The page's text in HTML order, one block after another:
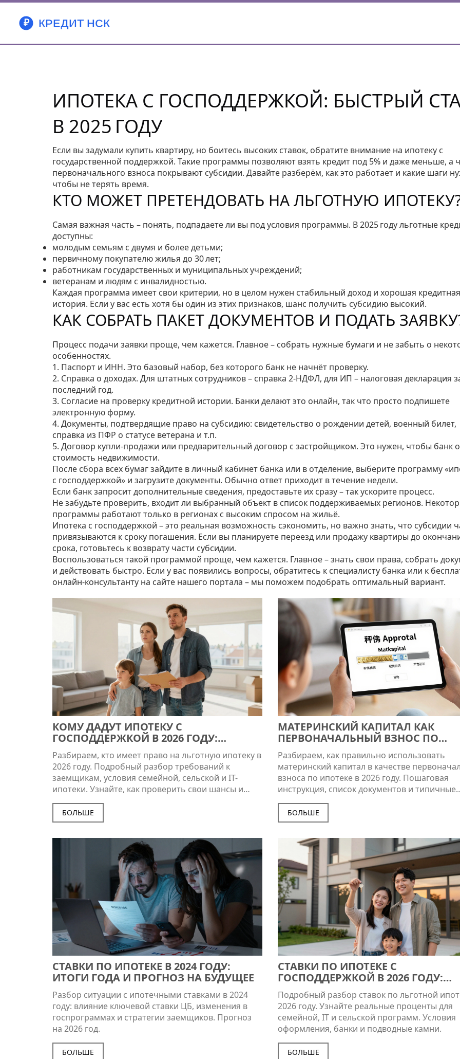
ИПОТЕКА С ГОСПОДДЕРЖКОЙ: БЫСТРЫЙ
В 2025 ГОДУ
Если вы задумали купить квартиру, но боитесь высоких ставок, обратите внимание на ипотеку с
государственной поддержкой. Такие программы позволяют взять кредит под 5% и даже меньше, а
первоначального взноса покрывают субсидии. Давайте разберём, как это работает и какие шаги
чтобы не терять время.
КТО МОЖЕТ ПРЕТЕНДОВАТЬ НА ЛЬГОТНУЮ
Самая важная часть – понять, подпадаете ли вы под условия программы. В 2025 году льготные
доступны:
молодым семьям с двумя и более детьми;
первичному покупателю жилья до 30 лет;
работникам государственных и муниципальных учреждений;
ветеранам и людям с инвалидностью.
Каждая программа имеет свои критерии, но в целом нужен стабильный доход и хорошая кредитная
история. Если у вас есть хотя бы один из этих признаков, шанс получить субсидию высокий.
КАК СОБРАТЬ ПАКЕТ ДОКУМЕНТОВ И ПОДАТЬ
Процесс подачи заявки проще, чем кажется. Главное – собрать нужные бумаги и не забыть о
особенностях.
1. Паспорт и ИНН. Это базовый набор, без которого банк не начнёт проверку.
2. Справка о доходах. Для штатных сотрудников – справка 2‑НДФЛ, для ИП – налоговая декларация
последний год.
3. Согласие на проверку кредитной истории. Банки делают это онлайн, так что просто подпишете
электронную форму.
4. Документы, подтвердящие право на субсидию: свидетельство о рождении детей, военный билет,
справка из ПФР о статусе ветерана и т.п.
5. Договор купли‑продажи или предварительный договор с застройщиком. Это нужен, чтобы банк
стоимость недвижимости.
После сбора всех бумаг зайдите в личный кабинет банка или в отделение, выберите программу
с господдержкой» и загрузите документы. Обычно ответ приходит в течение недели.
Если банк запросит дополнительные сведения, предоставьте их сразу – так ускорите процесс.
Не забудьте проверить, входит ли выбранный объект в список поддерживаемых регионов.
программы работают только в регионах с высоким спросом на жильё.
Ипотека с господдержкой – это реальная возможность сэкономить, но важно знать, что субсидии
привязываются к сроку погашения. Если вы планируете переезд или продажу квартиры до
срока, готовьтесь к возврату части субсидии.
Воспользоваться такой программой проще, чем кажется. Главное – знать свои права, собрать
и действовать быстро. Если у вас появились вопросы, обратитесь к специалисту банка или к
онлайн‑консультанту на сайте нашего портала – мы поможем подобрать оптимальный вариант.
КОМУ ДАДУТ ИПОТЕКУ С
ГОСПОДДЕРЖКОЙ В 2026 ГОДУ:
ПОЛНЫЕ ТРЕБОВАНИЯ И УСЛОВИЯ
Разбираем, кто имеет право на льготную ипотеку в
2026 году. Подробный разбор требований к
заемщикам, условия семейной, сельской и IT-
ипотеки. Узнайте, как проверить свои шансы и
избежать отказа.
БОЛЬШЕ
МАТЕРИНСКИЙ КАПИТАЛ КАК
ПЕРВОНАЧАЛЬНЫЙ ВЗНОС ПО
ИПОТЕКЕ В 2026 ГОДУ: ПОШАГОВАЯ
ИНСТРУКЦИЯ И ПОДВОДНЫЕ
Разбираем, как правильно использовать
материнский капитал в качестве
взноса по ипотеке в 2026 году. Пошаговая
инструкция, список документов и типичные
ошибки.
БОЛЬШЕ
СТАВКИ ПО ИПОТЕКЕ В 2024 ГОДУ:
ИТОГИ ГОДА И ПРОГНОЗ НА БУДУЩЕЕ
Разбор ситуации с ипотечными ставками в 2024
году: влияние ключевой ставки ЦБ, изменения в
госпрограммах и стратегии заемщиков. Прогноз
на 2026 год.
БОЛЬШЕ
СТАВКИ ПО ИПОТЕКЕ С
ГОСПОДДЕРЖКОЙ В 2026 ГОДУ:
РЕАЛЬНЫЕ ПРОЦЕНТЫ И УСЛОВИЯ
Подробный разбор ставок по льготной
2026 году. Узнайте реальные проценты для
семейной, IT и сельской программ. Условия
оформления, банки и подводные камни.
БОЛЬШЕ